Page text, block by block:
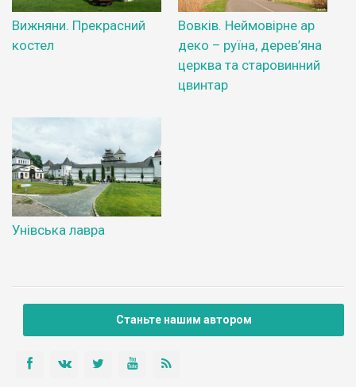
Вижняни. Прекрасний
костел
Вовків. Неймовірне ар
деко – руїна, дерев’яна
церква та старовинний
цвинтар
Унівська лавра
Станьте нашим автором